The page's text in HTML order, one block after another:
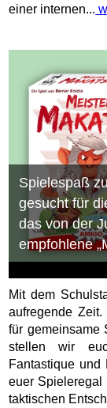
einer internen...
Spielespaß
gesucht für
das von der
empfohlene
Mit dem
aufregende
für gemeinsame
stellen wir
Fantastique und
euer Spieleregal
taktischen